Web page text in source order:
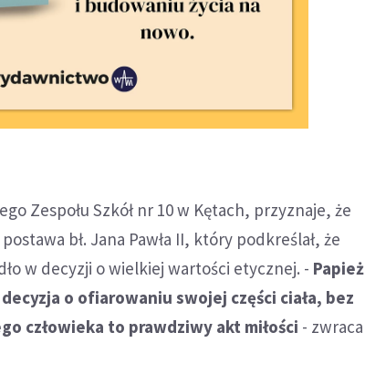
Zespołu Szkół nr 10 w Kętach, przyznaje, że
bł. Jana Pawła II, który podkreślał, że
w decyzji o wielkiej wartości etycznej. - Papież
o ofiarowaniu swojej części ciała, bez
człowieka to prawdziwy akt miłości - zwraca